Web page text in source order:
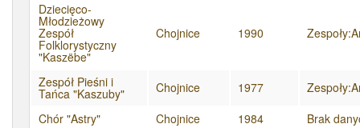
Dziecięco-
Młodzieżowy
Zespół
Folklorystyczny
"Kaszëbe"
Chojnice 1990
Zespół Pieśni i
Tańca "Kaszuby" Chojnice 1977
Chór "Astry"
Chojnice 1984
Brak